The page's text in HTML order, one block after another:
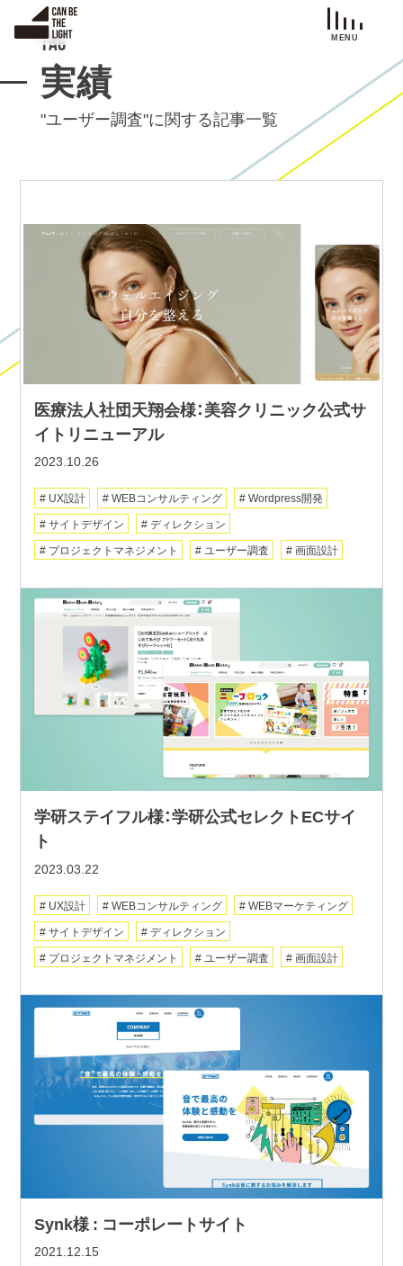
TAG
実績
"ユーザー調査"に関する記事一覧
医療法人社団天翔会様：美容クリニック公式サ
イトリニューアル
2023.10.26
UX設計 WEBコンサルティング
Wordpress開発
サイトデザイン
ディレクション
プロジェクトマネジメント
ユーザー調査 画面設計
学研ステイフル様：学研公式セレクトECサイ
ト
2023.03.22
UX設計 WEBコンサルティング
WEBマーケティング
サイトデザイン
ディレクション
プロジェクトマネジメント
ユーザー調査 画面設計
Synk様 : コーポレートサイト
2021.12.15